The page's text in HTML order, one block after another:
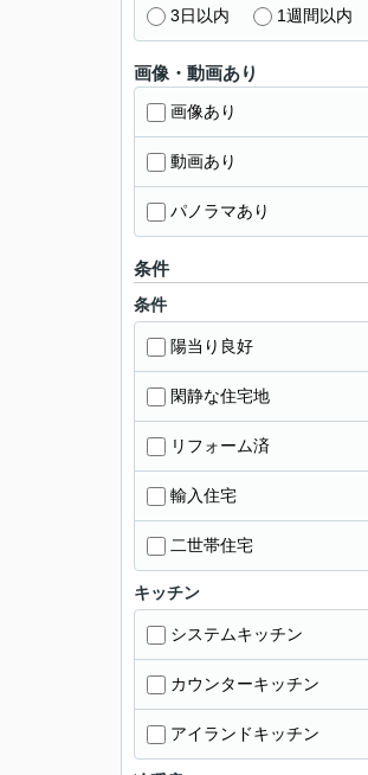
3日以内 1週間以内
画像・動画あり
画像あり
動画あり
パノラマあり
条件
条件
陽当り良好
閑静な住宅地
リフォーム済
輸入住宅
二世帯住宅
キッチン
システムキッチン
カウンターキッチン
アイランドキッチン